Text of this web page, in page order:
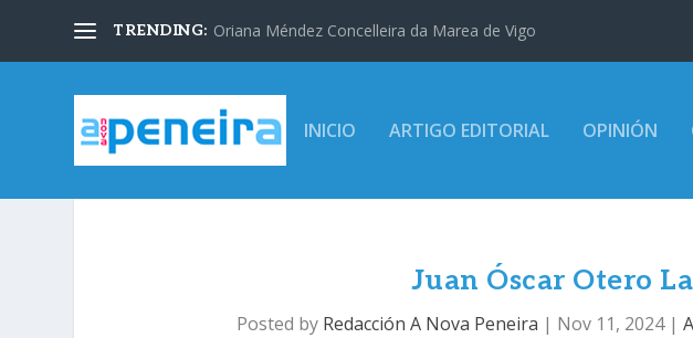
TRENDING: Oriana Méndez Concelleira da Marea de Vigo
INICIO ARTIGO EDITORIAL OPINIÓN
Juan Óscar Otero
Posted by Redacción A Nova Peneira | Nov 11, 2024|